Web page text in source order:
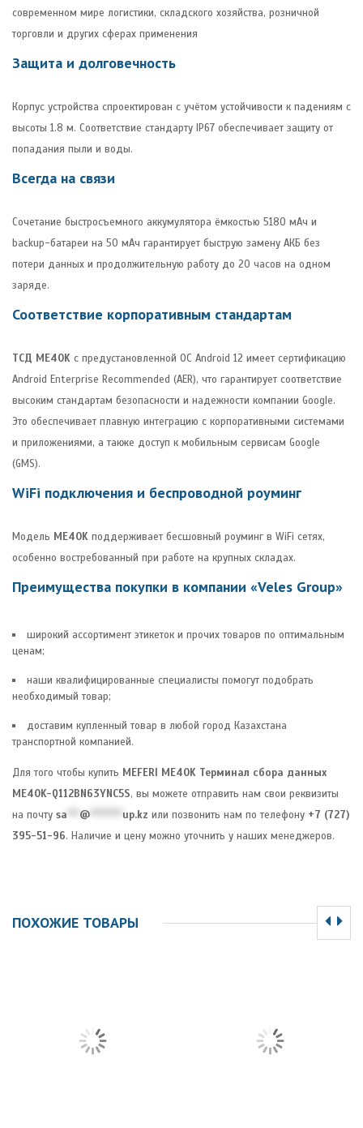
современном мире логистики, складского хозяйства, розничной
торговли и других сферах применения
Защита и долговечность
Корпус устройства спроектирован с учётом устойчивости к падениям с
высоты 1.8 м. Соответствие стандарту IP67 обеспечивает защиту от
попадания пыли и воды.
Всегда на связи
Сочетание быстросъемного аккумулятора ёмкостью 5180 мАч и
backup-батареи на 50 мАч гарантирует быструю замену АКБ без
потери данных и продолжительную работу до 20 часов на одном
заряде.
Соответствие корпоративным стандартам
ТСД ME40K с предустановленной ОС Android 12 имеет сертификацию
Android Enterprise Recommended (AER), что гарантирует соответствие
высоким стандартам безопасности и надежности компании Google.
Это обеспечивает плавную интеграцию с корпоративными системами
и приложениями, а также доступ к мобильным сервисам Google
(GMS).
WiFi подключения и беспроводной роуминг
Модель ME40K поддерживает бесшовный роуминг в WiFi сетях,
особенно востребованный при работе на крупных складах.
Преимущества покупки в компании «Veles Group»
широкий ассортимент этикеток и прочих товаров по оптимальным
ценам;
наши квалифицированные специалисты помогут подобрать
необходимый товар;
доставим купленный товар в любой город Казахстана
транспортной компанией.
Для того чтобы купить MEFERI ME40K Терминал сбора данных
ME40K-Q112BN63YNC5S, вы можете отправить нам свои реквизиты
на почту sa @ ******** up.kz или позвонить нам по телефону +7 (727)
395-51-96. Наличие и цену можно уточнить у наших менеджеров.
ПОХОЖИЕ ТОВАРЫ